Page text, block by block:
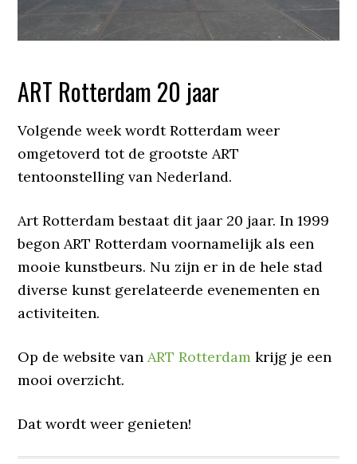
ART Rotterdam 20 jaar
Volgende week wordt Rotterdam weer
omgetoverd tot de grootste ART
tentoonstelling van Nederland.
Art Rotterdam bestaat dit jaar 20 jaar. In 1999
begon ART Rotterdam voornamelijk als een
mooie kunstbeurs. Nu zijn er in de hele stad
diverse kunst gerelateerde evenementen en
activiteiten.
Op de website vanART Rotterdam krijg je een
mooi overzicht.
Dat wordt weer genieten!